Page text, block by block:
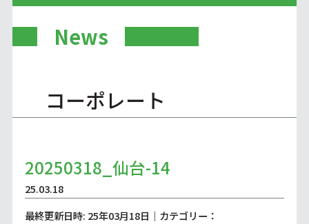
News
コーポレート
20250318_仙台-14
25.03.18
最終更新日時: 25年03月18日｜カテゴリー：